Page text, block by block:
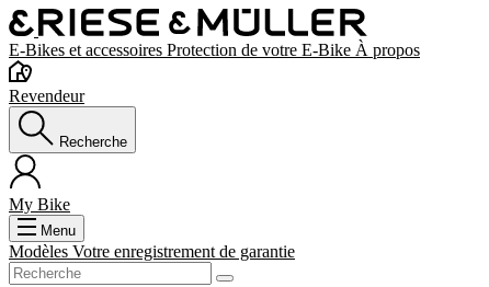
E-Bikes et accessoires Protection de votre E-Bike À propos
Revendeur
Recherche
My Bike
Menu
Modèles Votre enregistrement de garantie